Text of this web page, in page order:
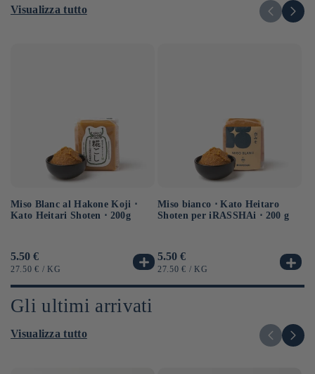
Visualizza tutto
Miso Blanc al Hakone Koji ⋅
Kato Heitari Shoten ⋅ 200g
Prezzo
di
5.50 €
PREZZO
27.50 € / PER
KG
Miso bianco ⋅ Kato Heitaro
Shoten per iRASSHAi ⋅ 200 g
Prezzo
di
5.50 €
PREZZO
27.50 € / PER
KG
Gli ultimi arrivati
Visualizza tutto